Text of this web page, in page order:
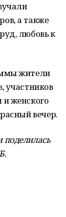
а также
любовь к
жители
участников
и женского
вечер.